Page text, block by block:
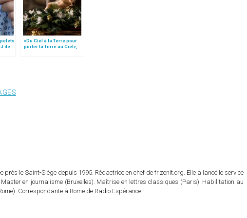
de
«Du Ciel à la Terre pour
porter la Terre au Ciel»,
le Saint-Siège depuis 1995. Rédactrice en chef de fr.zenit.org. Elle a lancé le service
en journalisme (Bruxelles). Maîtrise en lettres classiques (Paris). Habilitation au
Correspondante à Rome de Radio Espérance.